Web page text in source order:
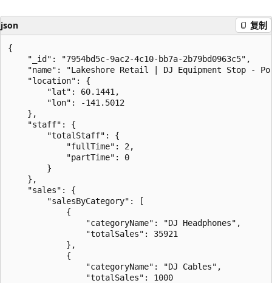
json 复制
{
    "_id": "7954bd5c-9ac2-4c10-bb7a-2b79bd0963c5",
"name": "Lakeshore Retail | DJ Equipment Stop -
    "location": {
        "lat": 60.1441,
        "lon": -141.5012
    },
    "staff": {
        "totalStaff": {
            "fullTime": 2,
            "partTime": 0
        }
    },
    "sales": {
        "salesByCategory": [
            {
                "categoryName": "DJ Headphones",
                "totalSales": 35921
            },
            {
                "categoryName": "DJ Cables",
                "totalSales": 1000